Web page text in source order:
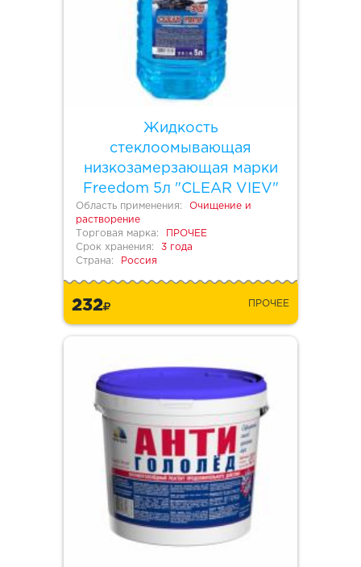
Жидкость
стеклоомывающая
низкозамерзающая марки
Freedom 5л "CLEAR VIEV"
Область применения:
Очищение и
растворение
Торговая марка:
ПРОЧЕЕ
Срок хранения:
3 года
Страна:
Россия
232 ПРОЧЕЕ